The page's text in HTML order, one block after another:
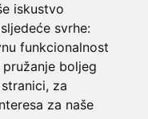
iskustvo
svrhe:
funkcionalnost
pružanje boljeg
, za
za naše